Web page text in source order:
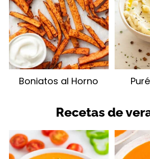
Boniatos al Horno
Recetas de